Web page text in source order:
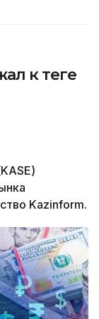
к теңге
Kazinform.